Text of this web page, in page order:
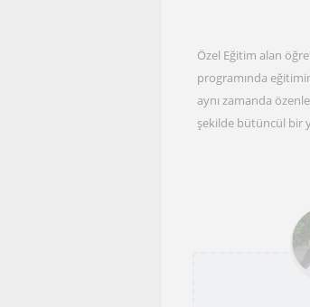
Özel Eğitim alan
programında
aynı zamanda
şekilde bütüncül bir